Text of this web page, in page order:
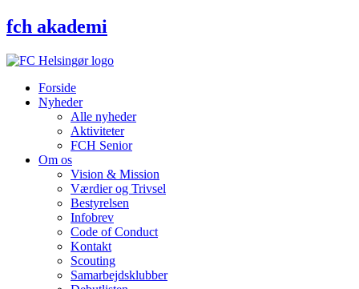
Videre
til
indhold
fch akademi
Forside
Nyheder
Alle nyheder
Aktiviteter
FCH Senior
Om os
Vision & Mission
Værdier og Trivsel
Bestyrelsen
Infobrev
Code of Conduct
Kontakt
Scouting
Samarbejdsklubber